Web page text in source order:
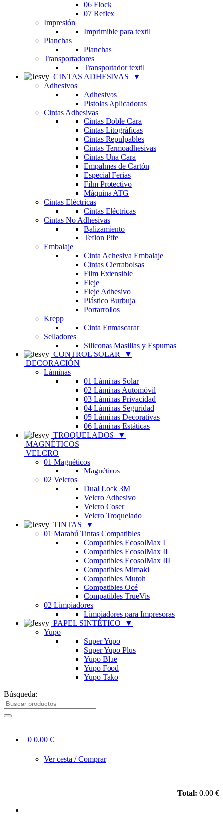
06 Flock
07 Reflex
Impresión
Imprimible para textil
Planchas
Planchas
Transportadores
Transportador textil
CINTAS ADHESIVAS
▼
Adhesivos
Adhesivos
Pistolas Aplicadoras
Cintas Adhesivas
Cintas Doble Cara
Cintas Litográficas
Cintas Repulpables
Cintas Termoadhesivas
Cintas Una Cara
Empalmes de Cartón
Especial Ferias
Film Protectivo
Máquina ATG
Cintas Eléctricas
Cintas Eléctricas
Cintas No Adhesivas
Balizamiento
Teflón Ptfe
Embalaje
Cinta Adhesiva Embalaje
Cintas Cierrabolsas
Film Extensible
Fleje
Fleje Adhesivo
Plástico Burbuja
Portarrollos
Krepp
Cinta Enmascarar
Selladores
Siliconas Masillas y Espumas
CONTROL SOLAR
▼
DECORACIÓN
Láminas
01 Láminas Solar
02 Láminas Automóvil
03 Láminas Privacidad
04 Láminas Seguridad
05 Láminas Decorativas
06 Láminas Estáticas
TROQUELADOS
▼
MAGNÉTICOS
VELCRO
01 Magnéticos
Magnéticos
02 Velcros
Dual Lock 3M
Velcro Adhesivo
Velcro Coser
Velcro Troquelado
TINTAS
▼
01 Marabú Tintas Compatibles
Compatibles EcosolMax I
Compatibles EcosolMax II
Compatibles EcosolMax III
Compatibles Mimaki
Compatibles Mutoh
Compatibles Océ
Compatibles TrueVis
02 Limpiadores
Limpiadores para Impresoras
PAPEL SINTÉTICO
▼
Yupo
Super Yupo
Super Yupo Plus
Yupo Blue
Yupo Food
Yupo Tako
Búsqueda:
0 0.00 €
Ver cesta / Comprar
Total: 0.00 €